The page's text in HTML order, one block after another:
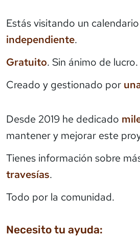
Estás visitando un
independiente.
Gratuito. Sin ánimo de lucro.
Creado y gestionado por
Desde 2019 he dedicado
mantener y mejorar este
Tienes información sobre
travesías.
Todo por la comunidad.
Necesito tu ayuda: